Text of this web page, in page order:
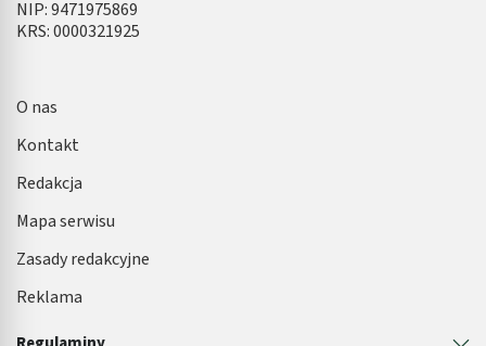
NIP: 9471975869
KRS: 0000321925
O nas
Kontakt
Redakcja
Mapa serwisu
Zasady redakcyjne
Reklama